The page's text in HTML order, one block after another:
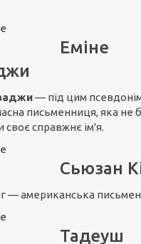
Еміне
— під цим
письменниця, яка не
своє справжнє ім'я.
Сьюзан
— американська
Тадеуш